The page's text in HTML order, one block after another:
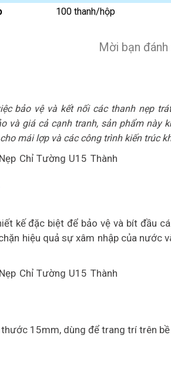
100 thanh/hộp
Mời bạn đánh
bảo vệ và kết nối các thanh nẹp
và giá cả cạnh tranh, sản phẩm này
mái lợp và các công trình kiến trúc
kế đặc biệt để bảo vệ và bít đầu
hiệu quả sự xâm nhập của nước
15mm, dùng để trang trí trên